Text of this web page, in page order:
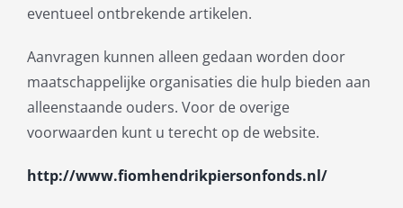
eventueel ontbrekende artikelen.
Aanvragen kunnen alleen gedaan worden door
maatschappelijke organisaties die hulp bieden aan
alleenstaande ouders. Voor de overige
voorwaarden kunt u terecht op de website.
http://www.fiomhendrikpiersonfonds.nl/